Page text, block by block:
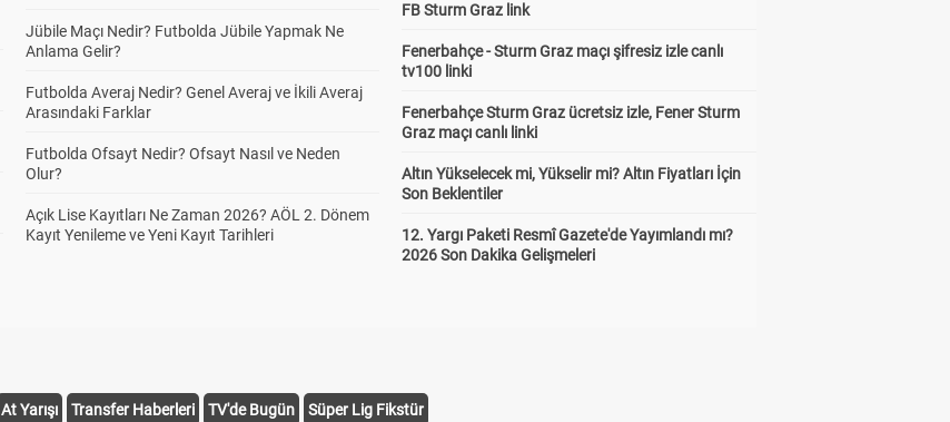
Jübile Maçı Nedir? Futbolda Jübile Yapmak Ne
Anlama Gelir?
Futbolda Averaj Nedir? Genel Averaj ve İkili Averaj
Arasındaki Farklar
Futbolda Ofsayt Nedir? Ofsayt Nasıl ve Neden
Olur?
Açık Lise Kayıtları Ne Zaman 2026? AÖL 2. Dönem
Kayıt Yenileme ve Yeni Kayıt Tarihleri
FB Sturm Graz link
Fenerbahçe - Sturm Graz maçı şifresiz izle canlı
tv100 linki
Fenerbahçe Sturm Graz ücretsiz izle, Fener Sturm
Graz maçı canlı linki
Altın Yükselecek mi, Yükselir mi? Altın Fiyatları İçin
Son Beklentiler
12. Yargı Paketi Resmî Gazete'de Yayımlandı mı?
2026 Son Dakika Gelişmeleri
At Yarışı Transfer Haberleri TV'de Bugün Süper Lig Fikstür